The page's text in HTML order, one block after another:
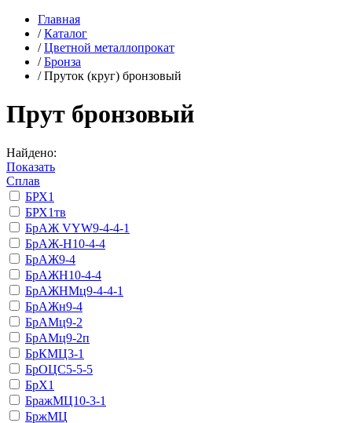
Главная
/ Каталог
/ Цветной металлопрокат
/ Бронза
/ Пруток (круг) бронзовый
Прут бронзовый
Найдено:
Показать
Сплав
БРХ1
БРХ1тв
БрАЖ VYW9-4-4-1
БрАЖ-Н10-4-4
БрАЖ9-4
БрАЖН10-4-4
БрАЖНМц9-4-4-1
БрАЖн9-4
БрАМц9-2
БрАМц9-2п
БрКМЦ3-1
БрОЦС5-5-5
БрХ1
БражМЦ10-3-1
БржМЦ